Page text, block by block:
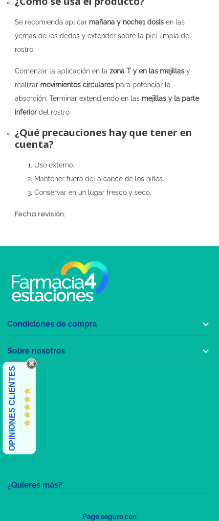
Se recomienda aplicar mañana y noche1 dosis en las
yemas de los dedos y extender sobre la piel limpia del
rostro.
Comenzar la aplicación en la zona T y en las mejillas y
realizar movimientos circulares para potenciar la
absorción. Terminar extendiendo en las mejillas y la parte
inferiordel rostro.
¿Qué precauciones hay que tener en
cuenta?
Uso externo.
Mantener fuera del alcance de los niños.
Conservar en un lugar fresco y seco.
Fecha revisión:
¿Quieres más?
Condiciones de compra 
Sobre nosotros 
OPINIONES CLIENTES
Pago seguro con